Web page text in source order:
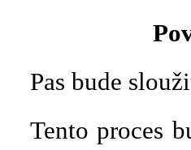
Pas bude
Tento proces